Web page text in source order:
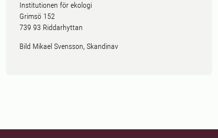
Institutionen för ekologi
Grimsö 152
739 93 Riddarhyttan
Bild Mikael Svensson, Skandinav